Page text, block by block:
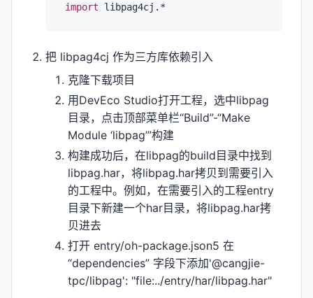
import libpag4cj.*
把 libpag4cj 作为三方库依赖引入
克隆下载项目
用DevEco Studio打开工程，选中libpag
目录，点击顶部菜单栏“Build”-“Make
Module ‘libpag’”构建
构建成功后，在libpag的build目录中找到
libpag.har，将libpag.har拷贝到需要引入
的工程中。例如，在需要引入的工程entry
目录下新建一个har目录，将libpag.har拷
贝进去
打开 entry/oh-package.json5 在
“dependencies” 字段下添加'@cangjie-
tpc/libpag': "file:../entry/har/libpag.har"